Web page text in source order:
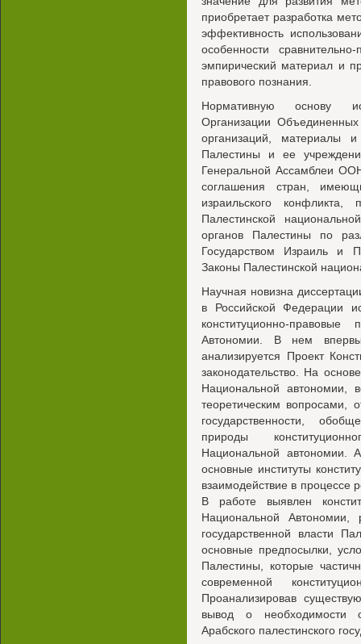
приобретает разработка
эффективность
особенности
эмпирический материал и
правового познания.
Нормативную основу
Организации
организаций, материалы
Палестины и ее
Генеральной Ассамблеи
соглашения стран,
израильского конфликта,
Палестинской
органов Палестины по
Государством Израиль и
Законы Палестинской
Научная новизна
в Российской Федерации
конституционно-
Автономии. В нем
анализируется Проект
законодательство. На
Национальной автономии,
теоретическим вопросами,
государственности,
природы
Национальной автономии.
основные институты
взаимодействие в процессе
В работе выявлен
Национальной Автономии,
государственной власти
основные предпосылки,
Палестины, которые
современной
Проанализировав
вывод о необходимости
Арабского палестинского